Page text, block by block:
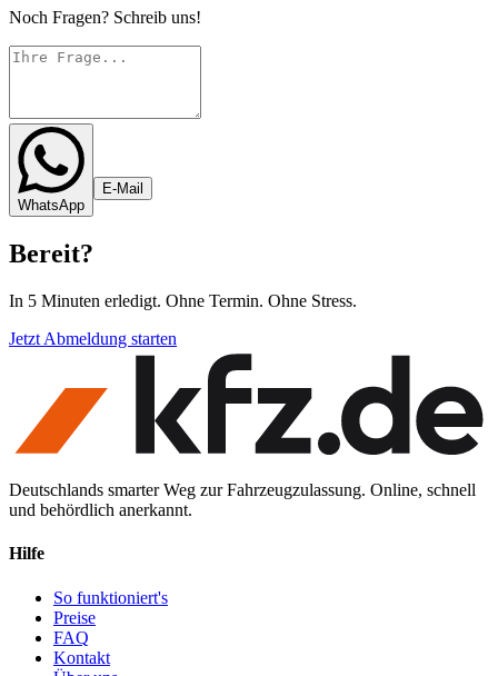
Noch Fragen? Schreib uns!
WhatsApp
E-Mail
Bereit?
In 5 Minuten erledigt. Ohne Termin. Ohne Stress.
Jetzt Abmeldung starten
Deutschlands smarter Weg zur Fahrzeugzulassung. Online, schnell
und behördlich anerkannt.
Hilfe
So funktioniert's
Preise
FAQ
Kontakt